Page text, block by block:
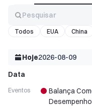
Pesquisar
Todos EUA China
Turquia
Outro
Hoje2026-08-09
Data
Eventos
Balança